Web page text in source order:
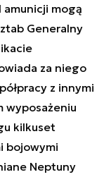
amunicji mogą
Generalny
za niego
z innymi
wyposażeniu
kilkuset
bojowymi
Neptuny